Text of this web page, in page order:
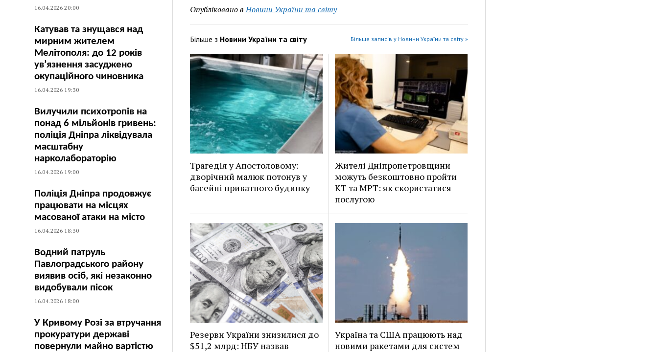
16.04.2026 20:00
Катував та знущався над
мирним жителем
Мелітополя: до 12 років
ув’язнення засуджено
окупаційного чиновника
16.04.2026 19:30
Вилучили психотропів на
понад 6 мільйонів гривень:
поліція Дніпра ліквідувала
масштабну
нарколабораторію
16.04.2026 19:00
Поліція Дніпра продовжує
працювати на місцях
масованої атаки на місто
16.04.2026 18:30
Водний патруль
Павлоградського району
виявив осіб, які незаконно
видобували пісок
16.04.2026 18:00
У Кривому Розі за втручання
прокуратури державі
повернули майно вартістю
Опубліковано в Новини України та світу
Більше з Новини України та світу Більше записів у Новини України та світу »
Трагедія у Апостоловому:
дворічний малюк потонув у
басейні приватного будинку
Жителі Дніпропетровщини
можуть безкоштовно пройти
КТ та МРТ: як скористатися
послугою
Резерви України знизилися до
$51,2 млрд: НБУ назвав
Україна та США працюють над
новими ракетами для систем